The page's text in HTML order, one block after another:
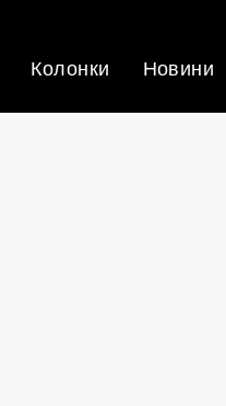
Колонки Новини